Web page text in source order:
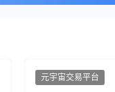
元宇宙交易平台